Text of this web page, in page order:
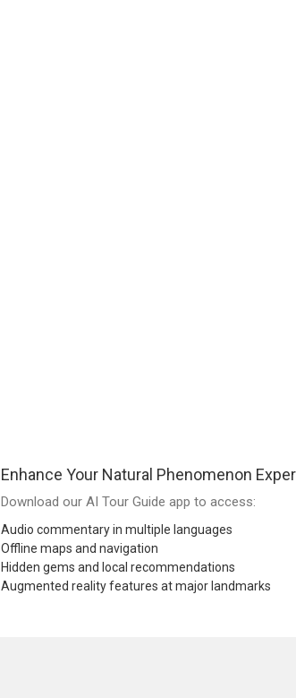
Enhance Your Natural Phenomenon
Download our AI Tour Guide app to access:
Audio commentary in multiple languages
Offline maps and navigation
Hidden gems and local recommendations
Augmented reality features at major landmarks